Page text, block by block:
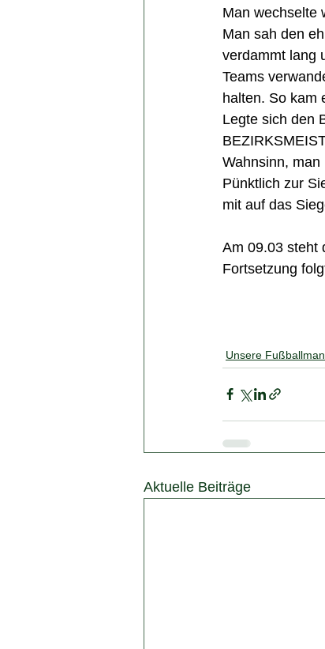
Man wechselte
Man sah den
verdammt lang
Teams
halten. So kam
Legte sich den
Wahnsinn,
Pünktlich zur
mit auf das
Am 09.03 steht
Fortsetzung
Unsere
Aktuelle Beiträge